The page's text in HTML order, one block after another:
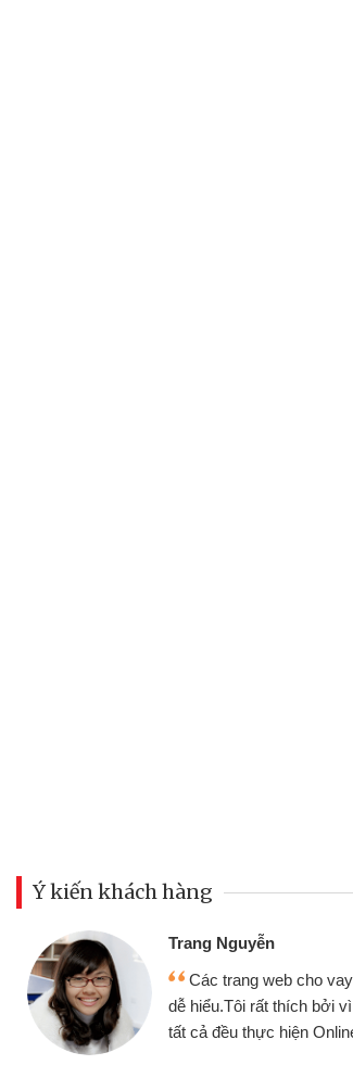
Ý kiến khách hàng
Trang Nguyễn
Các trang web cho
dễ hiểu.Tôi rất thích bởi
tất cả đều thực hiện